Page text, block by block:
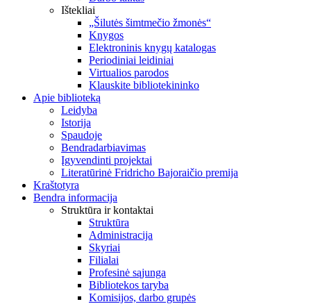
Ištekliai
„Šilutės šimtmečio žmonės“
Knygos
Elektroninis knygų katalogas
Periodiniai leidiniai
Virtualios parodos
Klauskite bibliotekininko
Apie biblioteką
Leidyba
Istorija
Spaudoje
Bendradarbiavimas
Įgyvendinti projektai
Literatūrinė Fridricho Bajoraičio premija
Kraštotyra
Bendra informacija
Struktūra ir kontaktai
Struktūra
Administracija
Skyriai
Filialai
Profesinė sąjunga
Bibliotekos taryba
Komisijos, darbo grupės